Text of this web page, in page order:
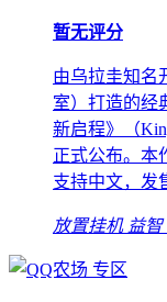
暂无评分
由乌拉圭知名
室）打造的经
新启程》（
正式公布。本
支持中文，发
放置挂机 益智
专区